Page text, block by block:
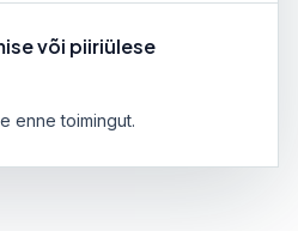
või piiriülese
enne toimingut.